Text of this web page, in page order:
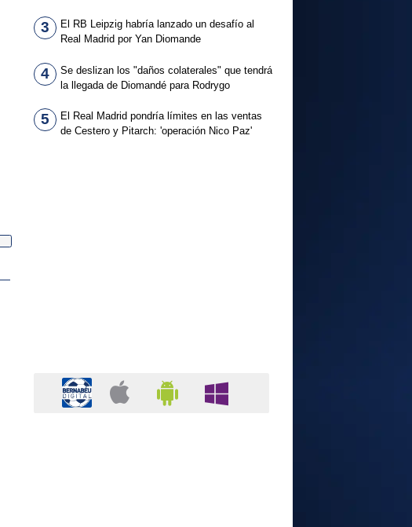
3
El RB Leipzig habría lanzado un desafío al
Real Madrid por Yan Diomande
4
Se deslizan los "daños colaterales" que tendrá
la llegada de Diomandé para Rodrygo
5
El Real Madrid pondría límites en las ventas
de Cestero y Pitarch: 'operación Nico Paz'